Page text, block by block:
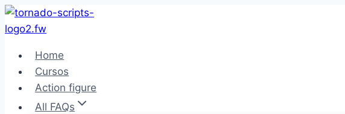
Pular
para
Conteúdo
Home
Cursos
Action figure
All FAQs